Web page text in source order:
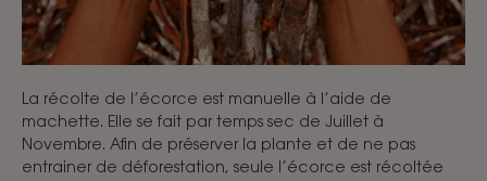
La récolte de l’écorce est manuelle à l’aide de
machette. Elle se fait par temps sec de Juillet à
Novembre. Afin de préserver la plante et de ne pas
entrainer de déforestation, seule l’écorce est récoltée